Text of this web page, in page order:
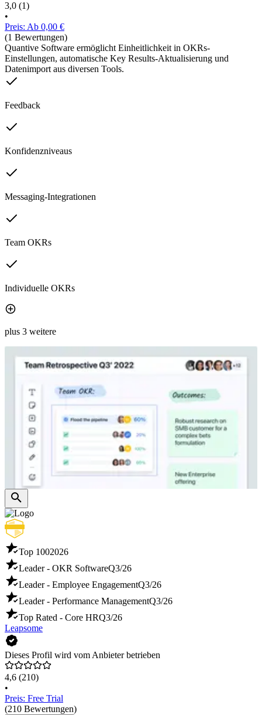
3,0 (1)
•
Preis: Ab 0,00 €
(1 Bewertungen)
Quantive Software ermöglicht Einheitlichkeit in OKRs-
Einstellungen, automatische Key Results-Aktualisierung und
Datenimport aus diversen Tools.
Feedback
Konfidenzniveaus
Messaging-Integrationen
Team OKRs
Individuelle OKRs
plus 3 weitere
Top 1002026
Leader - OKR SoftwareQ3/26
Leader - Employee EngagementQ3/26
Leader - Performance ManagementQ3/26
Top Rated - Core HRQ3/26
Leapsome
Dieses Profil wird vom Anbieter betrieben
4,6 (210)
•
Preis: Free Trial
(210 Bewertungen)